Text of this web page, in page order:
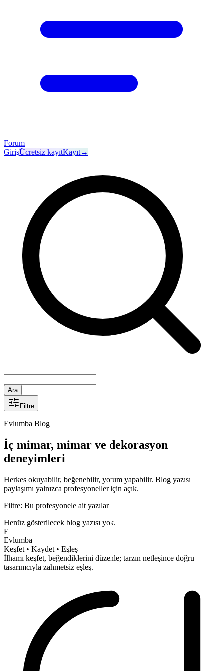
Forum
GirişÜcretsiz kayıtKayıt→
Ara
Filtre
Evlumba Blog
İç mimar, mimar ve dekorasyon
deneyimleri
Herkes okuyabilir, beğenebilir, yorum yapabilir. Blog yazısı
paylaşımı yalnızca profesyoneller için açık.
Filtre: Bu profesyonele ait yazılar
Henüz gösterilecek blog yazısı yok.
E
Evlumba
Keşfet • Kaydet • Eşleş
İlhamı keşfet, beğendiklerini düzenle; tarzın netleşince doğru
tasarımcıyla zahmetsiz eşleş.